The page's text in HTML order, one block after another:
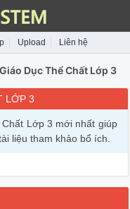
Upload Liên hệ
Giáo Dục Thể Chất Lớp 3
LỚP 3
Lớp 3 mới nhất giúp
liệu tham khảo bổ ích.